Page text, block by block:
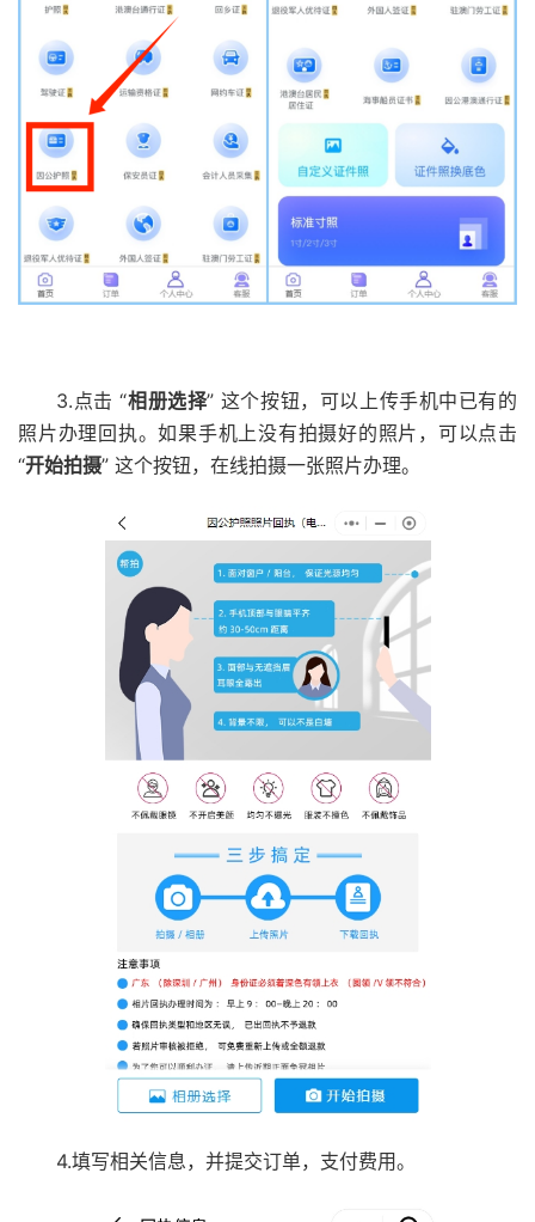
3.点击 “相册选择” 这个按钮，可以上传手机中已有的
照片办理回执。如果手机上没有拍摄好的照片，可以点击
“开始拍摄” 这个按钮，在线拍摄一张照片办理。
4.填写相关信息，并提交订单，支付费用。